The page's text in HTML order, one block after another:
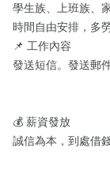
學生族、上班族、
時間自由安排，多
📌 ‌工作內容‌
發送短信。發送郵
💰 ‌薪資發放‌
誠信為本，到處借